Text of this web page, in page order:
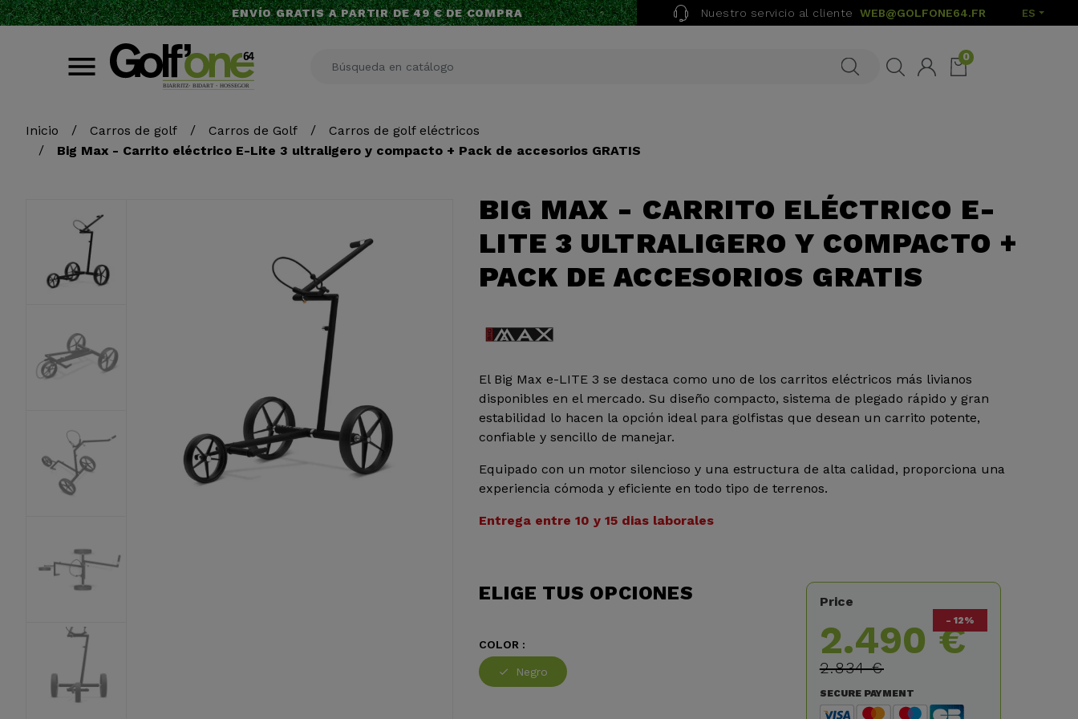
ENVÍO GRATIS A PARTIR DE 49 € DE COMPRA Nuestro servicio al cliente WEB@GOLFONE64.FR ES
0
Inicio Carros de golf Carros de Golf
Carros de golf eléctricos
Big Max - Carrito eléctrico E-Lite 3 ultraligero y compacto + Pack de accesorios GRATIS
BIG MAX - CARRITO ELÉCTRICO E-
LITE 3 ULTRALIGERO Y COMPACTO +
PACK DE ACCESORIOS GRATIS
El Big Max e-LITE 3 se destaca como uno de los carritos eléctricos más livianos
disponibles en el mercado. Su diseño compacto, sistema de plegado rápido y gran
estabilidad lo hacen la opción ideal para golfistas que desean un carrito potente,
confiable y sencillo de manejar.
Equipado con un motor silencioso y una estructura de alta calidad, proporciona una
experiencia cómoda y eficiente en todo tipo de terrenos.
Entrega entre 10 y 15 dias laborales
Price
2.490 €
2.834 €
- 12%
SECURE PAYMENT
ELIGE TUS OPCIONES
COLOR :
Negro